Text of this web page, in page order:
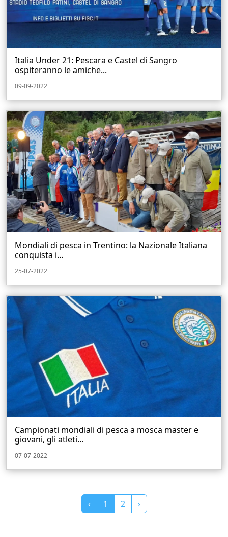
Italia Under 21: Pescara e Castel di Sangro
ospiteranno le amiche...
09-09-2022
Mondiali di pesca in Trentino: la Nazionale Italiana
conquista i...
25-07-2022
Campionati mondiali di pesca a mosca master e
giovani, gli atleti...
07-07-2022
‹ 1 2 ›